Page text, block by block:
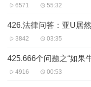
35:02 故宫里的神秘影
40:53 故宫里的鬼影和
46:45 广东珠三角地区
6571 55:32
426.法律问答：亚U居
3842 03:35
425.666个问题之“如果
4916 00:53